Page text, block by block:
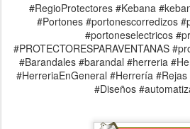
#RegioProtectores #Kebana
#Portones #portonescorredizos
#portoneselectricos
#PROTECTORESPARAVENTANAS
#Barandales #barandal #herreria
#HerreriaEnGeneral #Herrería
#Diseños